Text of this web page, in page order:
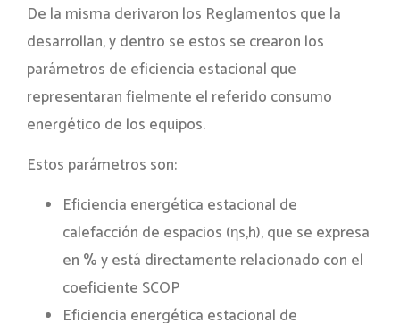
De la misma derivaron los Reglamentos que la
desarrollan, y dentro se estos se crearon los
parámetros de eficiencia estacional que
representaran fielmente el referido consumo
energético de los equipos.
Estos parámetros son:
Eficiencia energética estacional de
calefacción de espacios (ηs,h), que se expresa
en % y está directamente relacionado con el
coeficiente SCOP
Eficiencia energética estacional de